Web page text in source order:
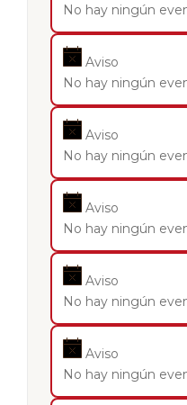
No hay ningún
Aviso
No hay ningún
Aviso
No hay ningún
Aviso
No hay ningún
Aviso
No hay ningún
Aviso
No hay ningún